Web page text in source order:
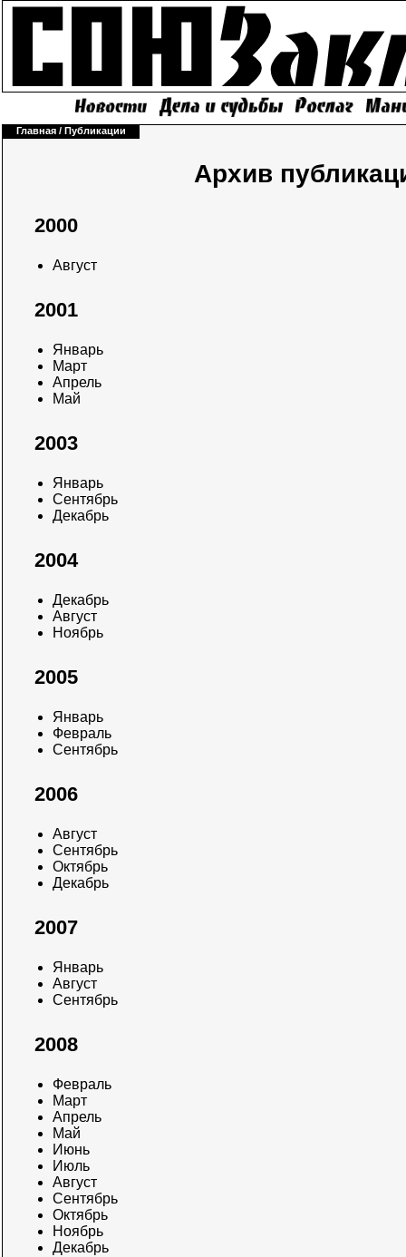
Главная / Публикации
Архив
2000
Август
2001
Январь
Март
Апрель
Май
2003
Январь
Сентябрь
Декабрь
2004
Декабрь
Август
Ноябрь
2005
Январь
Февраль
Сентябрь
2006
Август
Сентябрь
Октябрь
Декабрь
2007
Январь
Август
Сентябрь
2008
Февраль
Март
Апрель
Май
Июнь
Июль
Август
Сентябрь
Октябрь
Ноябрь
Декабрь